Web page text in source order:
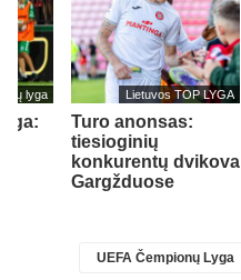
lyga Lietuvos TOP LYGA
Turo anonsas:
tiesioginių
konkurentų dvikova
Gargžduose
UEFA Čempionų Lyga